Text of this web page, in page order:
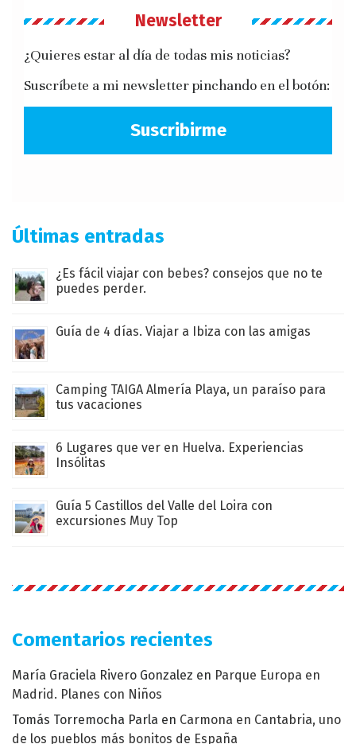
Newsletter
¿Quieres estar al día de todas mis noticias?
Suscríbete a mi newsletter pinchando en el botón:
Suscribirme
Últimas entradas
¿Es fácil viajar con bebes? consejos que no te
puedes perder.
Guía de 4 días. Viajar a Ibiza con las amigas
Camping TAIGA Almería Playa, un paraíso para
tus vacaciones
6 Lugares que ver en Huelva. Experiencias
Insólitas
Guía 5 Castillos del Valle del Loira con
excursiones Muy Top
Comentarios recientes
María Graciela Rivero Gonzalez en Parque Europa en
Madrid. Planes con Niños
Tomás Torremocha Parla en Carmona en Cantabria, uno
de los pueblos más bonitos de España